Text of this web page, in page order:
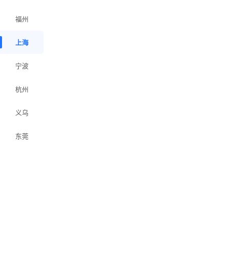
福州
上海
宁波
杭州
义乌
东莞